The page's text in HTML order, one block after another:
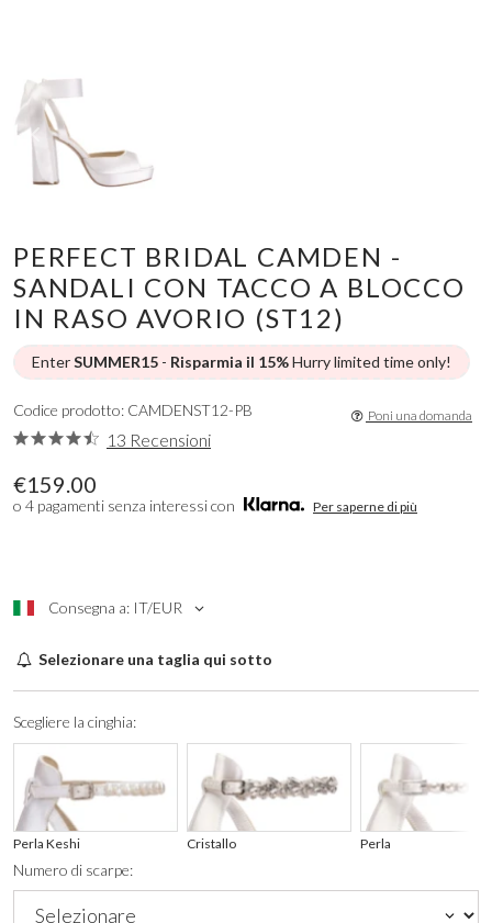
PERFECT BRIDAL CAMDEN -
SANDALI CON TACCO A BLOCCO
IN RASO AVORIO (ST12)
EnterSUMMER15 - Risparmia il 15%Hurry limited time only!
€159.00
o 4 pagamenti senza interessi con Per saperne di più
Consegna a: IT/EUR
Codice prodotto: CAMDENST12-PB
13 Recensioni
Poni una domanda
Selezionare una taglia qui sotto
Scegliere la cinghia:
Perla Keshi Cristallo Perla
Numero di scarpe: